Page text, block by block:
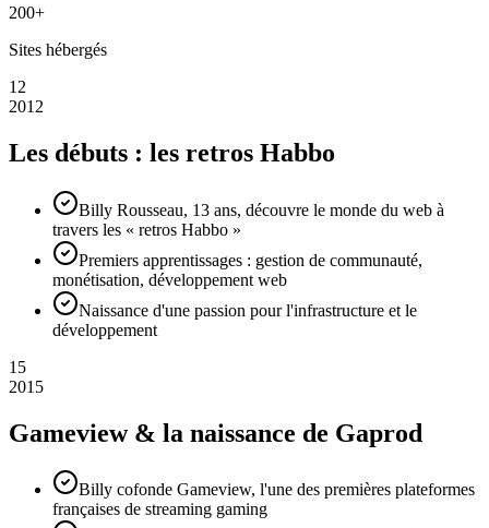
200+
Sites hébergés
12
2012
Les débuts : les retros Habbo
Billy Rousseau, 13 ans, découvre le monde du web à
travers les « retros Habbo »
Premiers apprentissages : gestion de communauté,
monétisation, développement web
Naissance d'une passion pour l'infrastructure et le
développement
15
2015
Gameview & la naissance de Gaprod
Billy cofonde Gameview, l'une des premières plateformes
françaises de streaming gaming